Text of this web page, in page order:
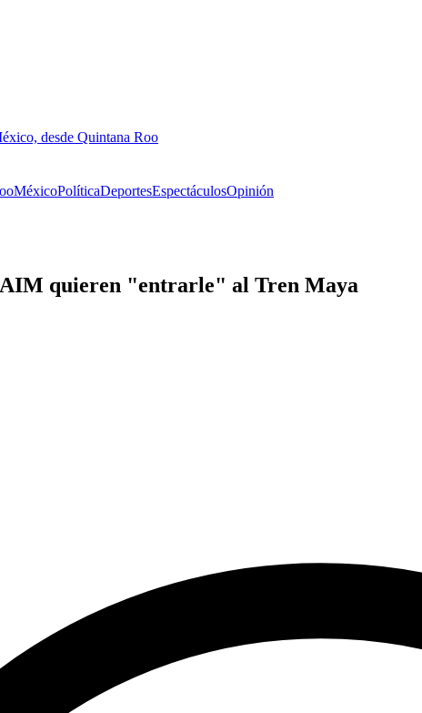
desde Quintana Roo
MéxicoPolíticaDeportesEspectáculosOpinión
quieren "entrarle" al Tren Maya